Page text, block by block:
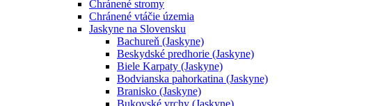
Chránené stromy
Chránené vtáčie územia
Jaskyne na Slovensku
Bachureň (Jaskyne)
Beskydské predhorie (Jaskyne)
Biele Karpaty (Jaskyne)
Bodvianska pahorkatina (Jaskyne)
Branisko (Jaskyne)
Bukovské vrchy (Jaskyne)